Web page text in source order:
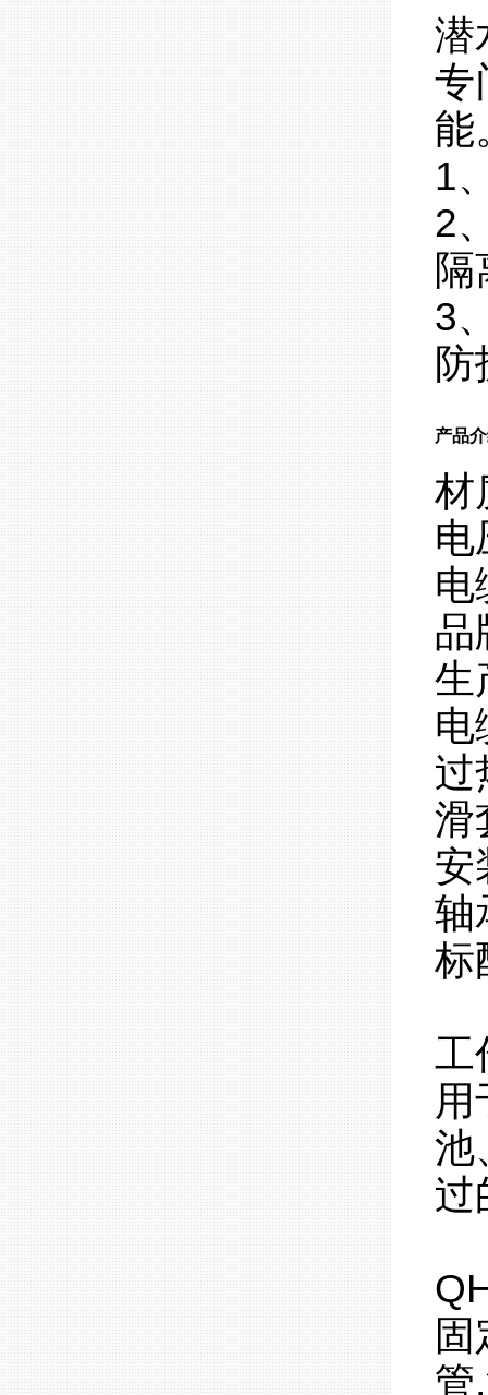
潜
专
能
1
2
隔
3
产品
材
电
电
品
生
电
过
滑
安
轴
标
工
用
池
过
管